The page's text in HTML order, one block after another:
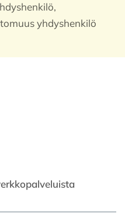
yhdyshenkilö